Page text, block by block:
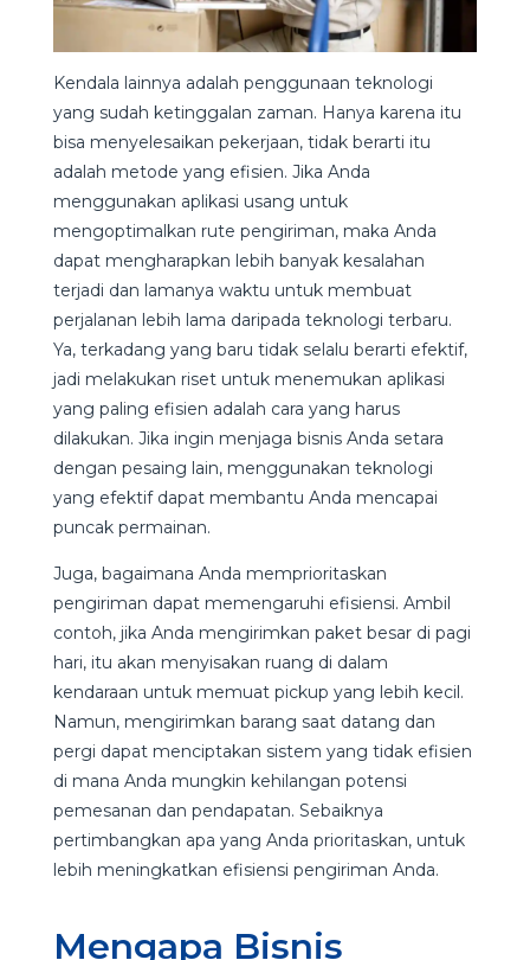
Kendala lainnya adalah penggunaan teknologi
yang sudah ketinggalan zaman. Hanya karena itu
bisa menyelesaikan pekerjaan, tidak berarti itu
adalah metode yang efisien. Jika Anda
menggunakan aplikasi usang untuk
mengoptimalkan rute pengiriman, maka Anda
dapat mengharapkan lebih banyak kesalahan
terjadi dan lamanya waktu untuk membuat
perjalanan lebih lama daripada teknologi terbaru.
Ya, terkadang yang baru tidak selalu berarti efektif,
jadi melakukan riset untuk menemukan aplikasi
yang paling efisien adalah cara yang harus
dilakukan. Jika ingin menjaga bisnis Anda setara
dengan pesaing lain, menggunakan teknologi
yang efektif dapat membantu Anda mencapai
puncak permainan.
Juga, bagaimana Anda memprioritaskan
pengiriman dapat memengaruhi efisiensi. Ambil
contoh, jika Anda mengirimkan paket besar di pagi
hari, itu akan menyisakan ruang di dalam
kendaraan untuk memuat pickup yang lebih kecil.
Namun, mengirimkan barang saat datang dan
pergi dapat menciptakan sistem yang tidak efisien
di mana Anda mungkin kehilangan potensi
pemesanan dan pendapatan. Sebaiknya
pertimbangkan apa yang Anda prioritaskan, untuk
lebih meningkatkan efisiensi pengiriman Anda.
Mengapa Bisnis